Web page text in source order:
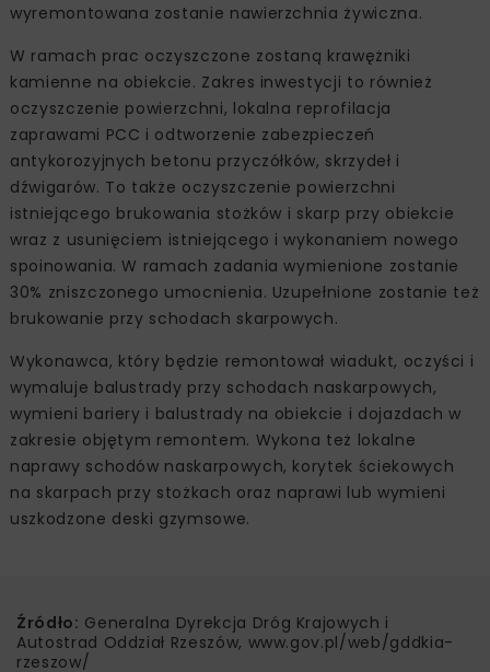
wyremontowana zostanie nawierzchnia żywiczna.
W ramach prac oczyszczone zostaną krawężniki
kamienne na obiekcie. Zakres inwestycji to również
oczyszczenie powierzchni, lokalna reprofilacja
zaprawami PCC i odtworzenie zabezpieczeń
antykorozyjnych betonu przyczółków, skrzydeł i
dźwigarów. To także oczyszczenie powierzchni
istniejącego brukowania stożków i skarp przy obiekcie
wraz z usunięciem istniejącego i wykonaniem nowego
spoinowania. W ramach zadania wymienione zostanie
30% zniszczonego umocnienia. Uzupełnione zostanie też
brukowanie przy schodach skarpowych.
Wykonawca, który będzie remontował wiadukt, oczyści i
wymaluje balustrady przy schodach naskarpowych,
wymieni bariery i balustrady na obiekcie i dojazdach w
zakresie objętym remontem. Wykona też lokalne
naprawy schodów naskarpowych, korytek ściekowych
na skarpach przy stożkach oraz naprawi lub wymieni
uszkodzone deski gzymsowe.
Źródło: Generalna Dyrekcja Dróg Krajowych i
Autostrad Oddział Rzeszów, www.gov.pl/web/gddkia-
rzeszow/